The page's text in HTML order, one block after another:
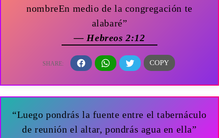
nombreEn medio de la congregación te
alabaré”
— Hebreos 2:12
“Luego pondrás la fuente entre el tabernáculo
de reunión el altar, pondrás agua en ella”